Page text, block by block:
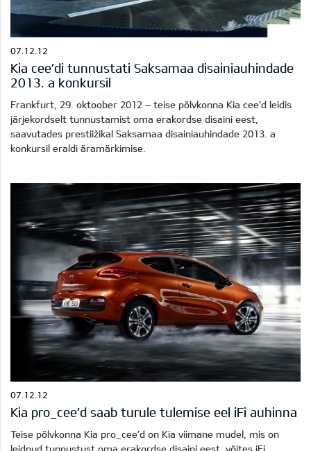
07.12.12
Kia cee’di tunnustati Saksamaa disainiauhindade
2013. a konkursil
Frankfurt, 29. oktoober 2012 – teise põlvkonna Kia cee’d leidis
järjekordselt tunnustamist oma erakordse disaini eest,
saavutades prestiižikal Saksamaa disainiauhindade 2013. a
konkursil eraldi äramärkimise.
07.12.12
Kia pro_cee’d saab turule tulemise eel iFi auhinna
Teise põlvkonna Kia pro_cee’d on Kia viimane mudel, mis on
leidnud tunnustust oma erakordse disaini eest, võites iFi